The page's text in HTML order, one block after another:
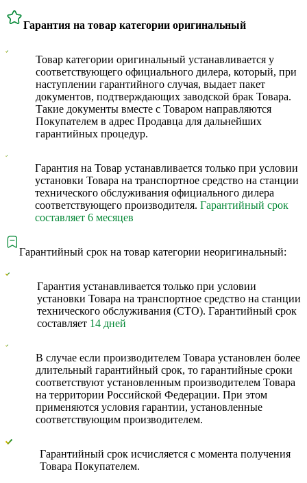
Гарантия на товар категории оригинальный
Товар категории оригинальный устанавливается у
соответствующего официального дилера, который, при
наступлении гарантийного случая, выдает пакет
документов, подтверждающих заводской брак Товара.
Такие документы вместе с Товаром направляются
Покупателем в адрес Продавца для дальнейших
гарантийных процедур.
Гарантия на Товар устанавливается только при условии
установки Товара на транспортное средство на станции
технического обслуживания официального дилера
соответствующего производителя.Гарантийный срок
составляет 6 месяцев
Гарантийный срок на товар категории неоригинальный:
Гарантия устанавливается только при условии
установки Товара на транспортное средство на станции
технического обслуживания (СТО). Гарантийный срок
составляет 14 дней
В случае если производителем Товара установлен более
длительный гарантийный срок, то гарантийные сроки
соответствуют установленным производителем Товара
на территории Российской Федерации. При этом
применяются условия гарантии, установленные
соответствующим производителем.
Гарантийный срок исчисляется с момента получения
Товара Покупателем.